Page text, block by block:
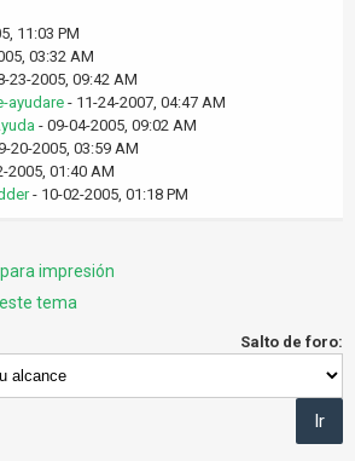
11:03 PM
03:32 AM
23-2005, 09:42 AM
ayudare- 11-24-2007, 04:47 AM
- 09-04-2005, 09:02 AM
20-2005, 03:59 AM
2005, 01:40 AM
- 10-02-2005, 01:18 PM
impresión
tema
Salto de foro: